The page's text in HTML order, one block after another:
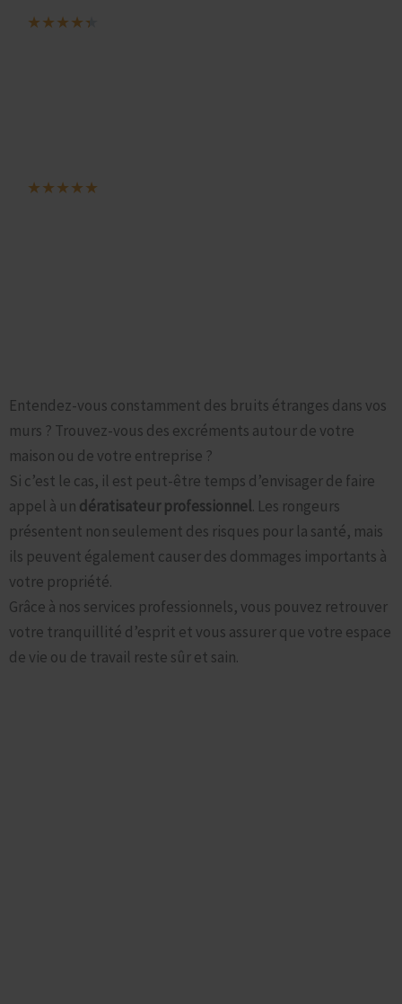
★★★★★
★★★★★
Entendez-vous constamment des bruits étranges dans vos
murs ? Trouvez-vous des excréments autour de votre
maison ou de votre entreprise ?
Si c’est le cas, il est peut-être temps d’envisager de faire
appel à un dératisateur professionnel . Les rongeurs
présentent non seulement des risques pour la santé, mais
ils peuvent également causer des dommages importants à
votre propriété.
Grâce à nos services professionnels, vous pouvez retrouver
votre tranquillité d’esprit et vous assurer que votre espace
de vie ou de travail reste sûr et sain.